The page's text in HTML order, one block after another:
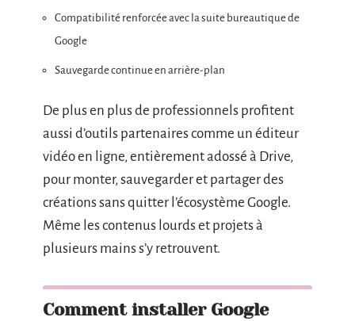
Compatibilité renforcée avec la suite bureautique de
Google
Sauvegarde continue en arrière-plan
De plus en plus de professionnels profitent
aussi d’outils partenaires comme un éditeur
vidéo en ligne, entièrement adossé à Drive,
pour monter, sauvegarder et partager des
créations sans quitter l’écosystème Google.
Même les contenus lourds et projets à
plusieurs mains s’y retrouvent.
Comment installer Google